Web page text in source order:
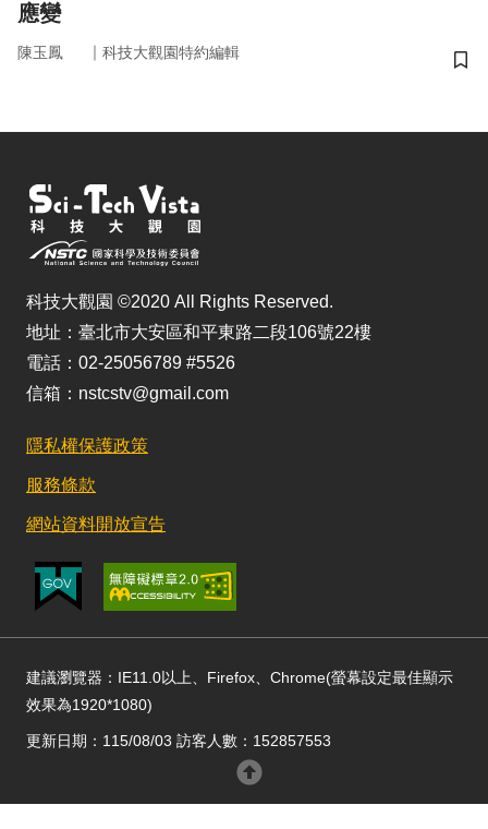
應變
陳玉鳳 ｜ 科技大觀園特約編輯
儲
科技大觀園 ©2020 All Rights Reserved.
地址：臺北市大安區和平東路二段106號22樓
電話：02-25056789 #5526
信箱：nstcstv@gmail.com
隱私權保護政策
服務條款
網站資料開放宣告
建議瀏覽器：IE11.0以上、Firefox、Chrome(螢幕設定最佳顯示
效果為1920*1080)
更新日期：115/08/03 訪客人數：152857553
回頂部